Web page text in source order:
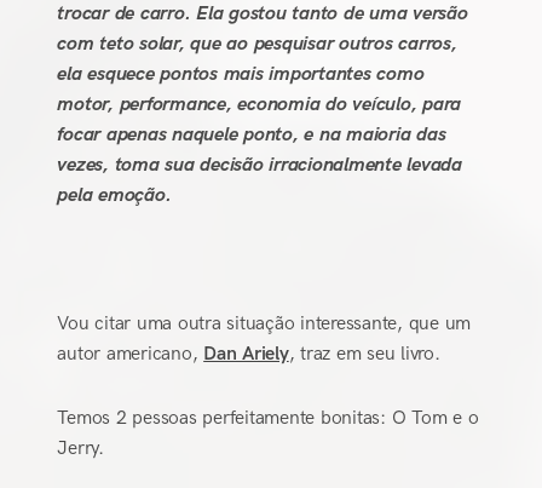
trocar de carro. Ela gostou tanto de uma versão
com teto solar, que ao pesquisar outros carros,
ela esquece pontos mais importantes como
motor, performance, economia do veículo, para
focar apenas naquele ponto, e na maioria das
vezes, toma sua decisão irracionalmente levada
pela emoção.
Vou citar uma outra situação interessante, que um
autor americano, Dan Ariely, traz em seu livro.
Temos 2 pessoas perfeitamente bonitas: O Tom e o
Jerry.